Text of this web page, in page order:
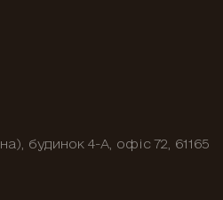
будинок 4-А, офіс 72, 61165